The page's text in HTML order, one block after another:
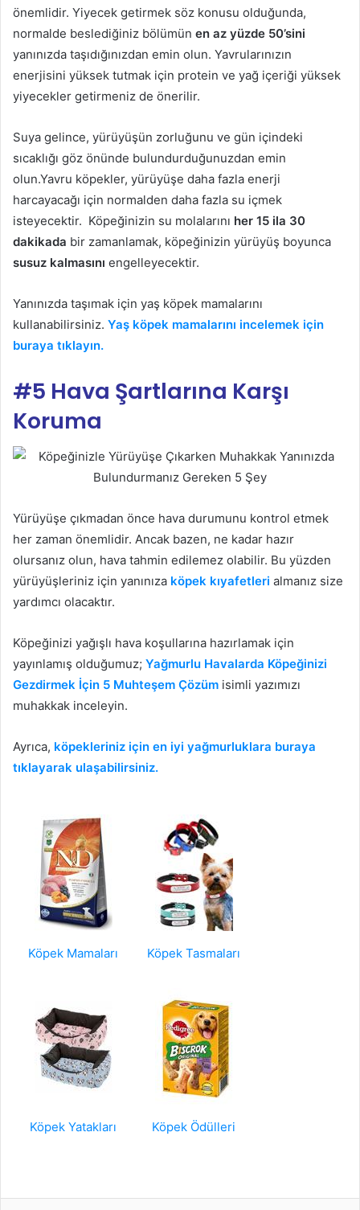
önemlidir. Yiyecek getirmek söz konusu olduğunda,
normalde beslediğiniz bölümün en az yüzde 50’sini
yanınızda taşıdığınızdan emin olun. Yavrularınızın
enerjisini yüksek tutmak için protein ve yağ içeriği yüksek
yiyecekler getirmeniz de önerilir.
Suya gelince, yürüyüşün zorluğunu ve gün içindeki
sıcaklığı göz önünde bulundurduğunuzdan emin
olun.Yavru köpekler, yürüyüşe daha fazla enerji
harcayacağı için normalden daha fazla su içmek
isteyecektir. Köpeğinizin su molalarını her 15 ila 30
dakikada bir zamanlamak, köpeğinizin yürüyüş boyunca
susuz kalmasını engelleyecektir.
Yanınızda taşımak için yaş köpek mamalarını
kullanabilirsiniz. Yaş köpek mamalarını incelemek için
buraya tıklayın.
#5 Hava Şartlarına Karşı
Koruma
Yürüyüşe çıkmadan önce hava durumunu kontrol etmek
her zaman önemlidir. Ancak bazen, ne kadar hazır
olursanız olun, hava tahmin edilemez olabilir. Bu yüzden
yürüyüşleriniz için yanınıza köpek kıyafetleri almanız size
yardımcı olacaktır.
Köpeğinizi yağışlı hava koşullarına hazırlamak için
yayınlamış olduğumuz; Yağmurlu Havalarda Köpeğinizi
Gezdirmek İçin 5 Muhteşem Çözüm isimli yazımızı
muhakkak inceleyin.
Ayrıca, köpekleriniz için en iyi yağmurluklara buraya
tıklayarak ulaşabilirsiniz.
Köpek Mamaları Köpek Tasmaları
Köpek Yatakları Köpek Ödülleri